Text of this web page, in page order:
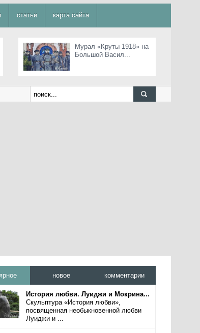
статьи карта сайта
Мурал «Круты 1918» на
Большой Васил...
новое комментарии
История любви. Луиджи и Мокрина...
Скульптура «История любви»,
посвященная необыкновенной любви
Луиджи и ...